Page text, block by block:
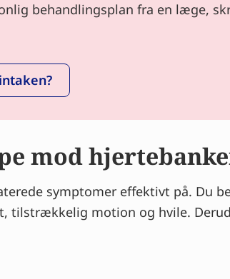
behandlingsplan fra en læge,
mod
symptomer effektivt på. Du
tilstrækkelig motion og hvile.